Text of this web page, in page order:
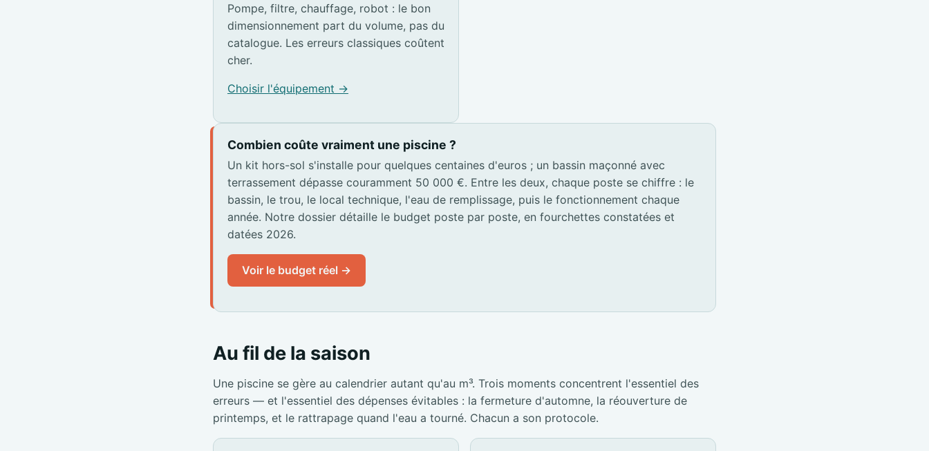
Pompe, filtre, chauffage, robot : le bon
dimensionnement part du volume, pas du
catalogue. Les erreurs classiques coûtent
cher.
Choisir l'équipement →
Combien coûte vraiment une piscine ?
Un kit hors-sol s'installe pour quelques centaines d'euros ; un bassin maçonné avec
terrassement dépasse couramment 50 000 €. Entre les deux, chaque poste se chiffre : le
bassin, le trou, le local technique, l'eau de remplissage, puis le fonctionnement chaque
année. Notre dossier détaille le budget poste par poste, en fourchettes constatées et
datées 2026.
Voir le budget réel →
Au fil de la saison
Une piscine se gère au calendrier autant qu'au m³. Trois moments concentrent l'essentiel des
erreurs — et l'essentiel des dépenses évitables : la fermeture d'automne, la réouverture de
printemps, et le rattrapage quand l'eau a tourné. Chacun a son protocole.